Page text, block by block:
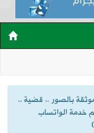
بالصور .. قضية ..
خدمة الواتساب